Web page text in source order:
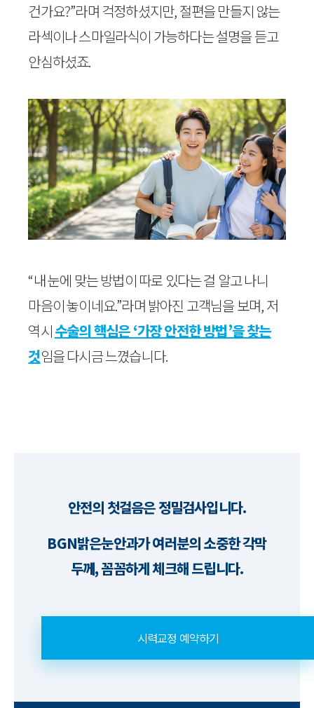
건가요?”라며 걱정하셨지만, 절편을 만들지 않는
라섹이나 스마일라식이 가능하다는 설명을 듣고
안심하셨죠.
“내 눈에 맞는 방법이 따로 있다는 걸 알고 나니
마음이 놓이네요.”라며 밝아진 고객님을 보며, 저
역시수술의 핵심은 ‘가장 안전한 방법’을 찾는
것임을 다시금 느꼈습니다.
안전의 첫걸음은 정밀검사입니다.
BGN밝은눈안과가 여러분의 소중한 각막
두께, 꼼꼼하게 체크해 드립니다.
시력교정 예약하기